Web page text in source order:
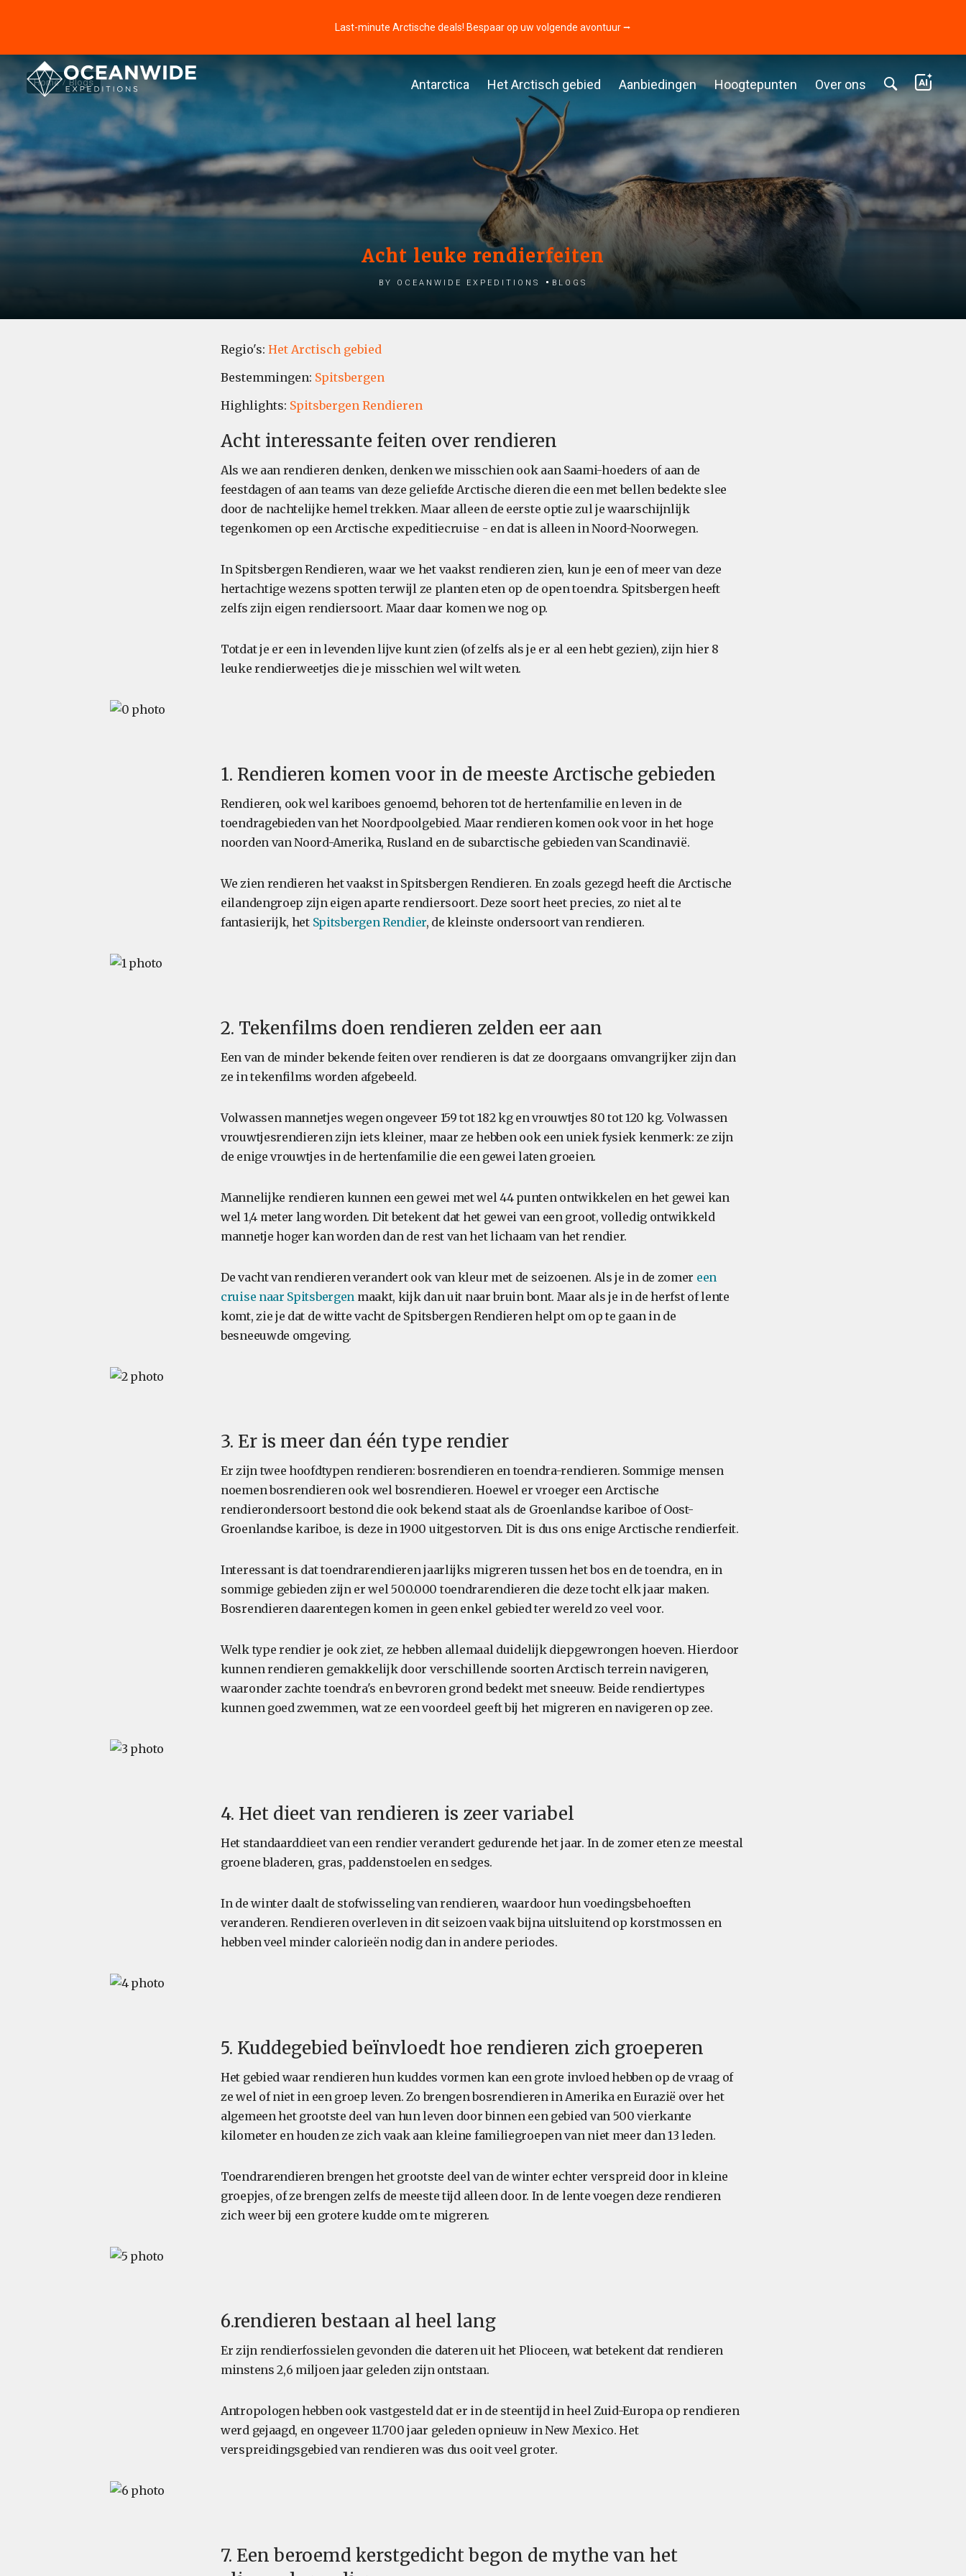
Last-minute Arctische deals! Bespaar op uw volgende avontuur ⭢
Antarctica Het Arctisch gebied Aanbiedingen Hoogtepunten Over ons
Home Blogs
Acht leuke rendierfeiten
by Oceanwide Expeditions Blogs
Regio's: Het Arctisch gebied
Bestemmingen: Spitsbergen
Highlights: Spitsbergen Rendieren
Acht interessante feiten over rendieren
Als we aan rendieren denken, denken we misschien ook aan Saami-hoeders of aan de
feestdagen of aan teams van deze geliefde Arctische dieren die een met bellen bedekte slee
door de nachtelijke hemel trekken. Maar alleen de eerste optie zul je waarschijnlijk
tegenkomen op een Arctische expeditiecruise - en dat is alleen in Noord-Noorwegen.
In Spitsbergen Rendieren, waar we het vaakst rendieren zien, kun je een of meer van deze
hertachtige wezens spotten terwijl ze planten eten op de open toendra. Spitsbergen heeft
zelfs zijn eigen rendiersoort. Maar daar komen we nog op.
Totdat je er een in levenden lijve kunt zien (of zelfs als je er al een hebt gezien), zijn hier 8
leuke rendierweetjes die je misschien wel wilt weten.
1. Rendieren komen voor in de meeste Arctische gebieden
Rendieren, ook wel kariboes genoemd, behoren tot de hertenfamilie en leven in de
toendragebieden van het Noordpoolgebied. Maar rendieren komen ook voor in het hoge
noorden van Noord-Amerika, Rusland en de subarctische gebieden van Scandinavië.
We zien rendieren het vaakst in Spitsbergen Rendieren. En zoals gezegd heeft die Arctische
eilandengroep zijn eigen aparte rendiersoort. Deze soort heet precies, zo niet al te
fantasierijk, het Spitsbergen Rendier, de kleinste ondersoort van rendieren.
2. Tekenfilms doen rendieren zelden eer aan
Een van de minder bekende feiten over rendieren is dat ze doorgaans omvangrijker zijn dan
ze in tekenfilms worden afgebeeld.
Volwassen mannetjes wegen ongeveer 159 tot 182 kg en vrouwtjes 80 tot 120 kg. Volwassen
vrouwtjesrendieren zijn iets kleiner, maar ze hebben ook een uniek fysiek kenmerk: ze zijn
de enige vrouwtjes in de hertenfamilie die een gewei laten groeien.
Mannelijke rendieren kunnen een gewei met wel 44 punten ontwikkelen en het gewei kan
wel 1,4 meter lang worden. Dit betekent dat het gewei van een groot, volledig ontwikkeld
mannetje hoger kan worden dan de rest van het lichaam van het rendier.
De vacht van rendieren verandert ook van kleur met de seizoenen. Als je in de zomer een
cruise naar Spitsbergen maakt, kijk dan uit naar bruin bont. Maar als je in de herfst of lente
komt, zie je dat de witte vacht de Spitsbergen Rendieren helpt om op te gaan in de
besneeuwde omgeving.
3. Er is meer dan één type rendier
Er zijn twee hoofdtypen rendieren: bosrendieren en toendra-rendieren. Sommige mensen
noemen bosrendieren ook wel bosrendieren. Hoewel er vroeger een Arctische
rendierondersoort bestond die ook bekend staat als de Groenlandse kariboe of Oost-
Groenlandse kariboe, is deze in 1900 uitgestorven. Dit is dus ons enige Arctische rendierfeit.
Interessant is dat toendrarendieren jaarlijks migreren tussen het bos en de toendra, en in
sommige gebieden zijn er wel 500.000 toendrarendieren die deze tocht elk jaar maken.
Bosrendieren daarentegen komen in geen enkel gebied ter wereld zo veel voor.
Welk type rendier je ook ziet, ze hebben allemaal duidelijk diepgewrongen hoeven. Hierdoor
kunnen rendieren gemakkelijk door verschillende soorten Arctisch terrein navigeren,
waaronder zachte toendra's en bevroren grond bedekt met sneeuw. Beide rendiertypes
kunnen goed zwemmen, wat ze een voordeel geeft bij het migreren en navigeren op zee.
4. Het dieet van rendieren is zeer variabel
Het standaarddieet van een rendier verandert gedurende het jaar. In de zomer eten ze meestal
groene bladeren, gras, paddenstoelen en sedges.
In de winter daalt de stofwisseling van rendieren, waardoor hun voedingsbehoeften
veranderen. Rendieren overleven in dit seizoen vaak bijna uitsluitend op korstmossen en
hebben veel minder calorieën nodig dan in andere periodes.
5. Kuddegebied beïnvloedt hoe rendieren zich groeperen
Het gebied waar rendieren hun kuddes vormen kan een grote invloed hebben op de vraag of
ze wel of niet in een groep leven. Zo brengen bosrendieren in Amerika en Eurazië over het
algemeen het grootste deel van hun leven door binnen een gebied van 500 vierkante
kilometer en houden ze zich vaak aan kleine familiegroepen van niet meer dan 13 leden.
Toendrarendieren brengen het grootste deel van de winter echter verspreid door in kleine
groepjes, of ze brengen zelfs de meeste tijd alleen door. In de lente voegen deze rendieren
zich weer bij een grotere kudde om te migreren.
6.rendieren bestaan al heel lang
Er zijn rendierfossielen gevonden die dateren uit het Plioceen, wat betekent dat rendieren
minstens 2,6 miljoen jaar geleden zijn ontstaan.
Antropologen hebben ook vastgesteld dat er in de steentijd in heel Zuid-Europa op rendieren
werd gejaagd, en ongeveer 11.700 jaar geleden opnieuw in New Mexico. Het
verspreidingsgebied van rendieren was dus ooit veel groter.
7. Een beroemd kerstgedicht begon de mythe van het